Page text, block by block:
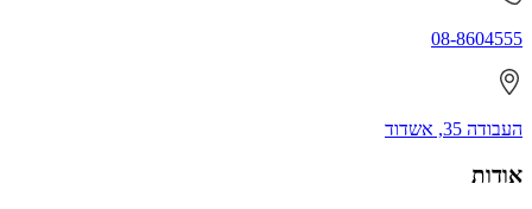
08-8604555
העבודה 35, אשדוד
אודות